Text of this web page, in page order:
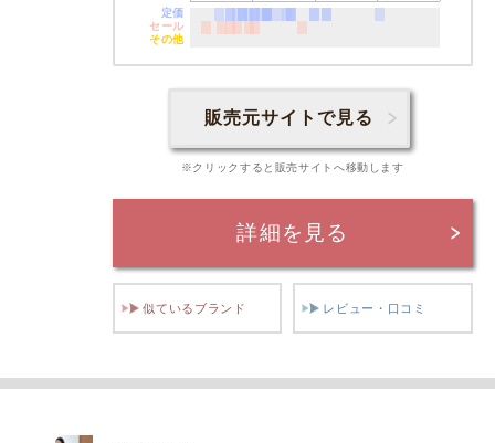
定価
セール
その他
販売元サイトで見る
※クリックすると販売サイトへ移動します
詳細を見る
似ているブランド レビュー・口コミ